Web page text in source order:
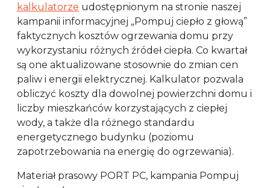
kalkulatorze udostępnionym na stronie naszej
kampanii informacyjnej „Pompuj ciepło z głową”
faktycznych kosztów ogrzewania domu przy
wykorzystaniu różnych źródeł ciepła. Co kwartał
są one aktualizowane stosownie do zmian cen
paliw i energii elektrycznej. Kalkulator pozwala
obliczyć koszty dla dowolnej powierzchni domu i
liczby mieszkańców korzystających z ciepłej
wody, a także dla różnego standardu
energetycznego budynku (poziomu
zapotrzebowania na energię do ogrzewania).
Materiał prasowy PORT PC, kampania Pompuj